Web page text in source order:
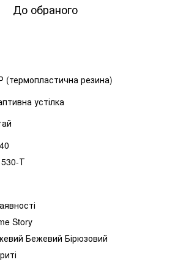
До обраного
(термопластична резина)
устілка
Т
Story
Бежевий Бірюзовий